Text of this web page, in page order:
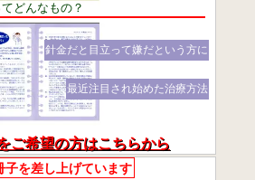
どんなもの？
針金だと目立って嫌だという方に
最近注目され始めた治療方法
ご希望の方はこちらから
子を差し上げています